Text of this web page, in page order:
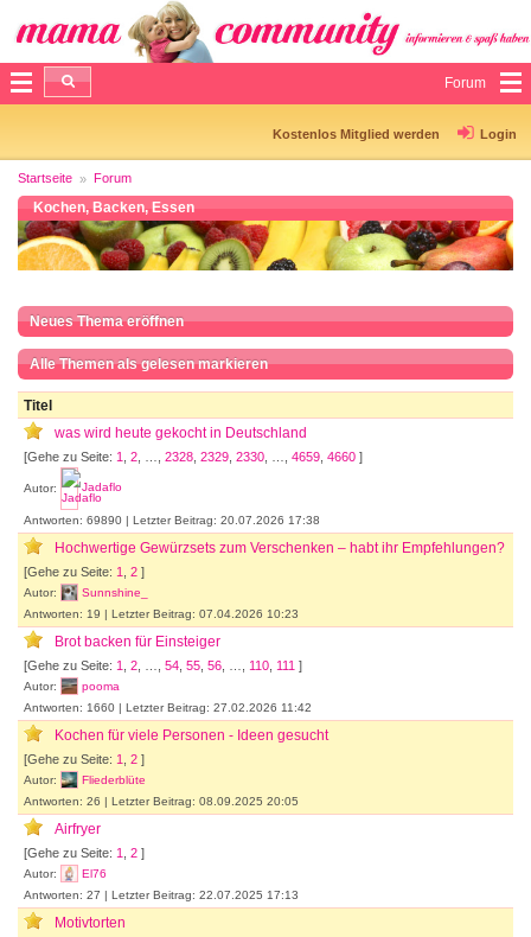
Forum
Kostenlos Mitglied werden Login
Startseite Forum
Kochen, Backen, Essen
Neues Thema eröffnen
Alle Themen als gelesen markieren
Titel
was wird heute gekocht in Deutschland
[Gehe zu Seite: 1 2 2328 2329 2330 4659 4660 ]
Autor: Jadaflo
Antworten: 69890 | Letzter Beitrag: 20.07.2026 17:38
Hochwertige Gewürzsets zum Verschenken – habt ihr Empfehlungen?
[Gehe zu Seite: 1 2 ]
Autor:
Sunnshine_
Antworten: 19 | Letzter Beitrag: 07.04.2026 10:23
Brot backen für Einsteiger
[Gehe zu Seite: 1 2 54 55 56 110 111 ]
Autor:
pooma
Antworten: 1660 | Letzter Beitrag: 27.02.2026 11:42
Kochen für viele Personen - Ideen gesucht
[Gehe zu Seite: 1 2 ]
Autor:
Fliederblüte
Antworten: 26 | Letzter Beitrag: 08.09.2025 20:05
Airfryer
[Gehe zu Seite: 1 2 ]
Autor:
El76
Antworten: 27 | Letzter Beitrag: 22.07.2025 17:13
Motivtorten